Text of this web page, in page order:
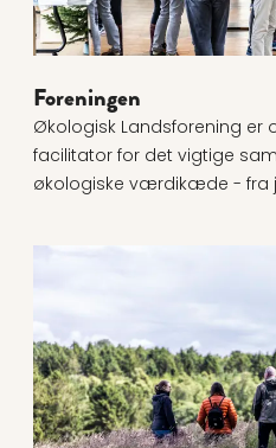
Foreningen
Økologisk Landsforening er
facilitator for det vigtige
økologiske værdikæde - fra